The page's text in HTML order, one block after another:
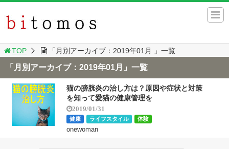
TOP 「月別アーカイブ：2019年01月 」一覧
「月別アーカイブ：2019年01月」一覧
猫の膀胱炎の治し方は？原因や症状と対策
を知って愛猫の健康管理を
2019/01/31
健康 ライフスタイル 体験
onewoman